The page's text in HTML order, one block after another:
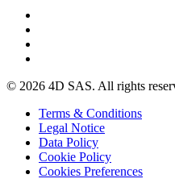
© 2026 4D SAS. All rights
Terms & Conditions
Legal Notice
Data Policy
Cookie Policy
Cookies Preferences